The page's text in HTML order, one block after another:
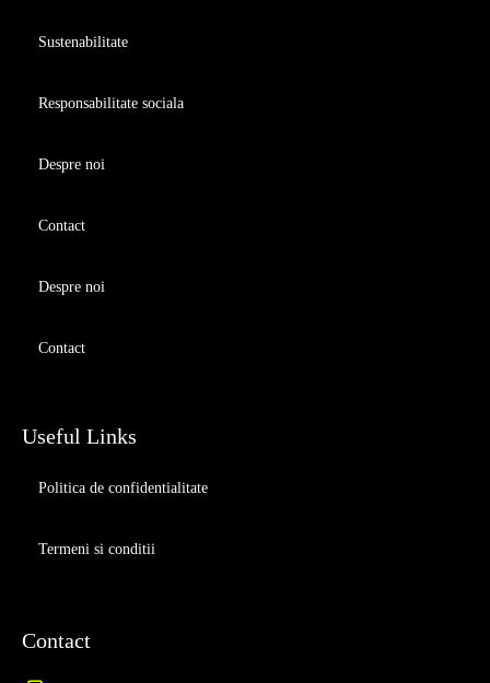
Sustenabilitate
Responsabilitate sociala
Despre noi
Contact
Despre noi
Contact
Useful Links
Politica de confidentialitate
Termeni si conditii
Contact